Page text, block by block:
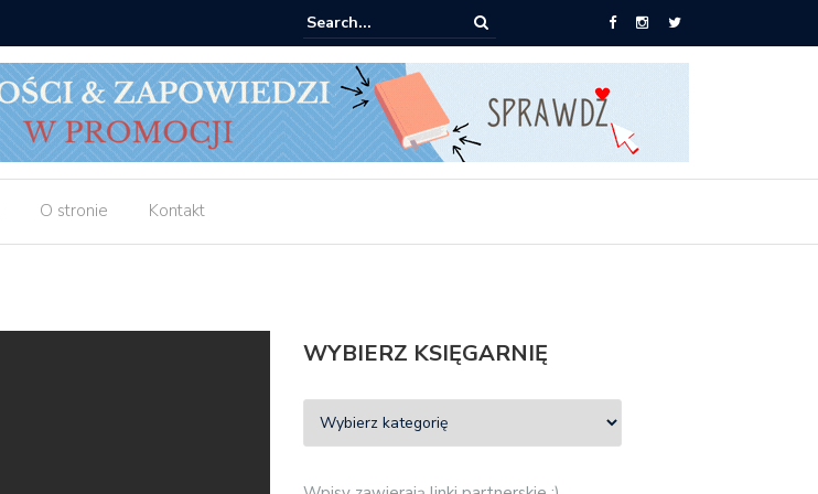
Znak: książki od 2,90 zł do zamówienia
O stronie Kontakt
WYBIERZ KSIĘGARNIĘ